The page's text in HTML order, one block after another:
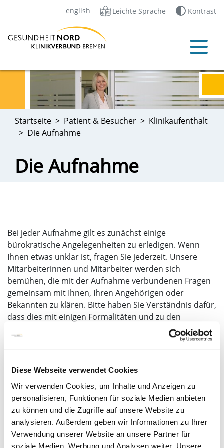
Diese Webseite verwendet Cookies
Wir verwenden Cookies, um Inhalte und Anzeigen zu
personalisieren, Funktionen für soziale Medien anbieten
zu können und die Zugriffe auf unsere Website zu
analysieren. Außerdem geben wir Informationen zu Ihrer
Verwendung unserer Website an unsere Partner für
soziale Medien, Werbung und Analysen weiter. Unsere
english Leichte Sprache Kontrast
Startseite Patient & Besucher
Klinikaufenthalt
Die Aufnahme
Die Aufnahme
Bei jeder Aufnahme gilt es zunächst einige
bürokratische Angelegenheiten zu erledigen. Wenn
Ihnen etwas unklar ist, fragen Sie jederzeit. Unsere
Mitarbeiterinnen und Mitarbeiter werden sich
bemühen, die mit der Aufnahme verbundenen Fragen
gemeinsam mit Ihnen, Ihren Angehörigen oder
Bekannten zu klären. Bitte haben Sie Verständnis dafür,
dass dies mit einigen Formalitäten und zu den
Stoßzeiten auch mal mit etwas Wartezeit verbunden
besser können wir auf Ihre Bedürfnisse eingehen. Wir
möchten Ihre Behandlung durch unsere engagierte
und professionelle Pflege unterstützen und gleichzeitig
Ihre Selbstständigkeit und Ihr Selbstvertrauen fördern.
Deshalb führen wir mit Ihnen zunächst